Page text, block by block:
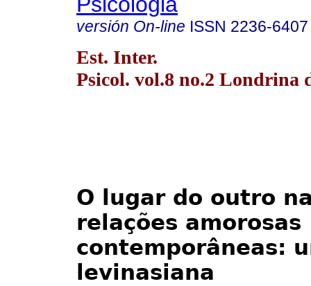
versión On-line ISSN 2236-6407
Est. Inter.
Psicol. vol.8 no.2 Londrina
O lugar do outro
relações amorosas
contemporâneas:
levinasiana